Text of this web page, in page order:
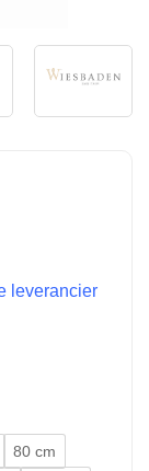
leverancier
80 cm